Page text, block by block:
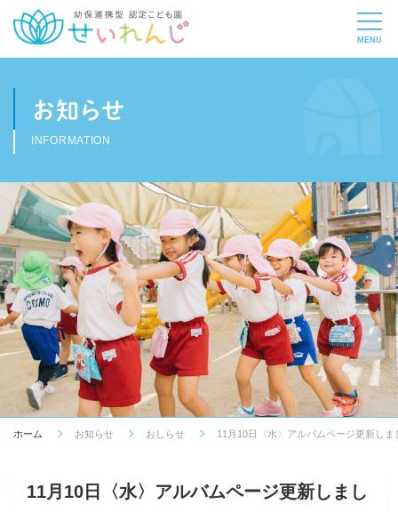
お知らせ
INFORMATION
ホーム お知らせ おしらせ 11月10日〈水〉アルバムページ更新しま
11月10日〈水〉アルバムページ更新しまし